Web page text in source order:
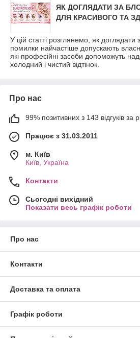
ЯК ДОГЛЯДАТИ ЗА
ДЛЯ КРАСИВОГО ТА
У цій статті розглянемо, як доглядати
помилки найчастіше допускають
які професійні засоби допоможуть
холодний і чистий відтінок.
Про нас
99% позитивних з 143 відгуків за
Працює з 31.03.2011
м. Київ
Київ, Україна
Контакти
Сьогодні вихідний
Показати весь графік роботи
Про нас
Контакти
Доставка та оплата
Графік роботи